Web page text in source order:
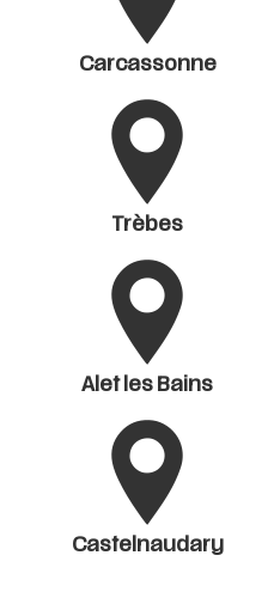
Carcassonne
Trèbes
Alet les Bains
Castelnaudary